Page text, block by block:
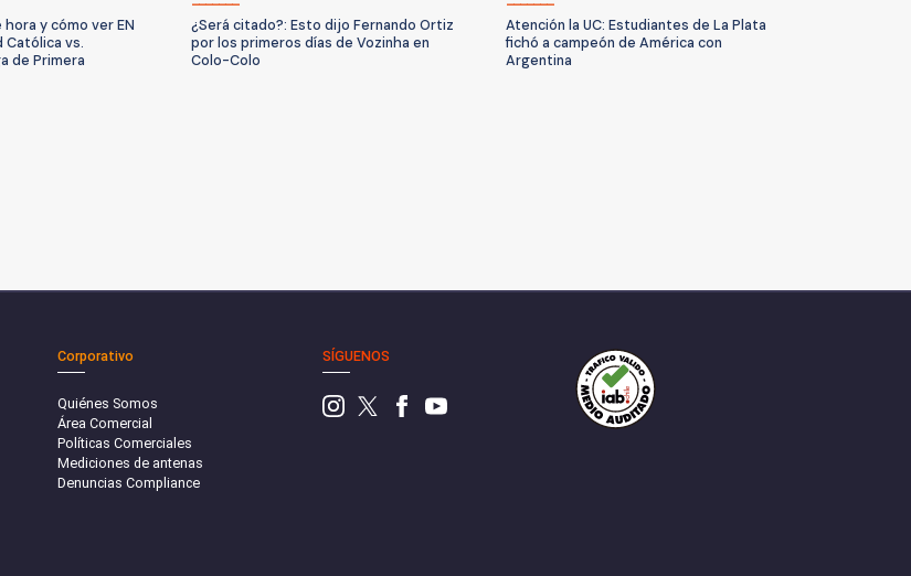
hora y cómo ver EN
Católica vs.
de Primera
¿Será citado?: Esto dijo Fernando Ortiz
por los primeros días de Vozinha en
Colo-Colo
Atención la UC: Estudiantes de La Plata
fichó a campeón de América con
Argentina
Corporativo
Quiénes Somos
Área Comercial
Políticas Comerciales
Mediciones de antenas
Denuncias Compliance
SÍGUENOS